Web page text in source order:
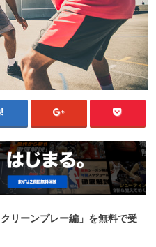
リーンプレー編」を無料で受